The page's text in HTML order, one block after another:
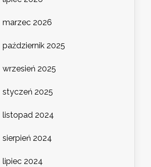
marzec 2026
październik 2025
wrzesień 2025
styczeń 2025
listopad 2024
sierpień 2024
lipiec 2024